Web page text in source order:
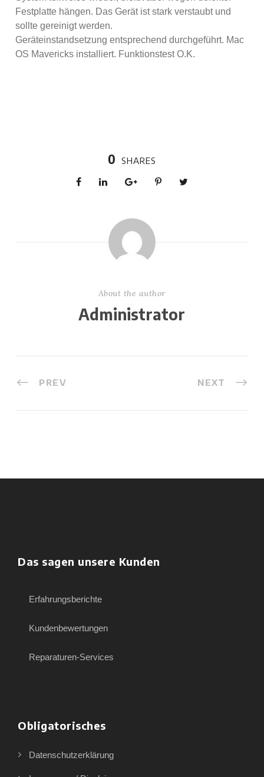
Festplatte hängen. Das Gerät ist stark verstaubt und
sollte gereinigt werden.
Geräteinstandsetzung entsprechend durchgeführt. Mac
OS Mavericks installiert. Funktionstest O.K.
0 SHARES
About the author
Administrator
PREV NEXT
Das sagen unsere Kunden
Erfahrungsberichte
Kundenbewertungen
Reparaturen-Services
Obligatorisches
Datenschutzerklärung